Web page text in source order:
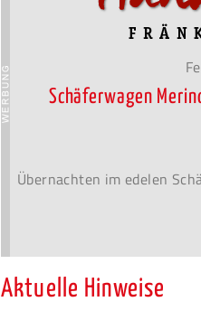
Schäferwagen
Übernachten im edelen
Aktuelle Hinweise